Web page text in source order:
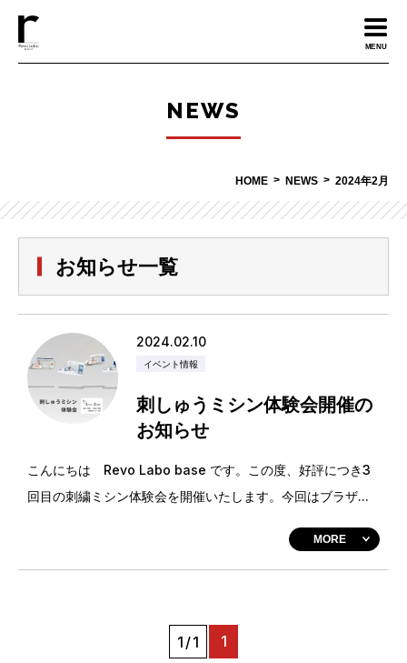
MENU
NEWS
HOME NEWS 2024年2月
お知らせ一覧
2024.02.10
イベント情報
刺しゅうミシン体験会開催の
お知らせ
こんにちは Revo Labo base です。この度、好評につき3
回目の刺繍ミシン体験会を開催いたします。今回はブラザ...
MORE
1/1 1